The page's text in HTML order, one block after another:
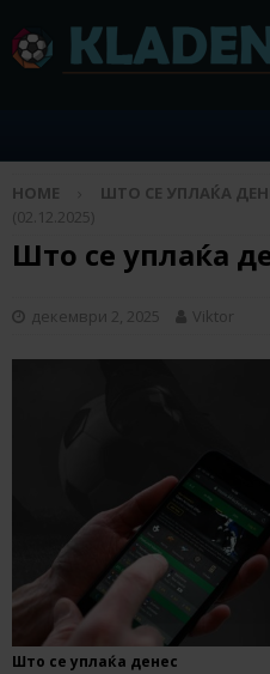
HOME ШТО СЕ УПЛАЌА
(02.12.2025)
Што се уплаќа
декември 2, 2025 Viktor
Што се уплаќа денес